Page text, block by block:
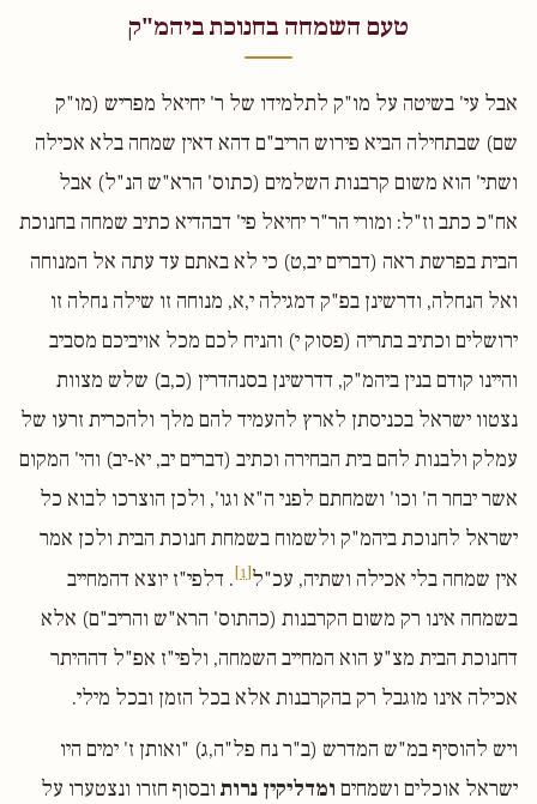
טעם השמחה בחנוכת ביהמ"ק
אבל עי' בשיטה על מו"ק לתלמידו של ר' יחיאל מפריש (מו"ק
שם) שבתחילה הביא פירוש הריב"ם דהא דאין שמחה בלא אכילה
ושתי' הוא משום קרבנות השלמים (כתוס' הרא"ש הנ"ל) אבל
אח"כ כתב וז"ל: ומורי הר"ר יחיאל פי' דבהדיא כתיב שמחה בחנוכת
הבית בפרשת ראה (דברים יב,ט) כי לא באתם עד עתה אל המנוחה
ואל הנחלה, ודרשינן בפ"ק דמגילה י,א, מנוחה זו שילה נחלה זו
ירושלים וכתיב בתריה (פסוק י) והניח לכם מכל אויביכם מסביב
והיינו קודם בנין ביהמ"ק, דדרשינן בסנהדרין (כ,ב) שלש מצוות
נצטוו ישראל בכניסתן לארץ להעמיד להם מלך ולהכרית זרעו של
עמלק ולבנות להם בית הבחירה וכתיב (דברים יב, יא-יב) והי' המקום
אשר יבחר ה' וכו' ושמחתם לפני ה"א וגו', ולכן הוצרכו לבוא כל
ישראל לחנוכת ביהמ"ק ולשמוח בשמחת חנוכת הבית ולכן אמר
אין שמחה בלי אכילה ושתיה, עכ"ל[1]
. דלפי"ז יוצא דהמחייב
בשמחה אינו רק משום הקרבנות (כהתוס' הרא"ש והריב"ם) אלא
דחנוכת הבית מצ"ע הוא המחייב השמחה, ולפי"ז אפ"ל דההיתר
אכילה אינו מוגבל רק בהקרבנות אלא בכל הזמן ובכל מילי.
ויש להוסיף במ"ש המדרש (ב"ר נח פל"ה,ג) "ואותן ז' ימים היו
ישראל אוכלים ושמחים ומדליקין נרות ובסוף חזרו ונצטערו על